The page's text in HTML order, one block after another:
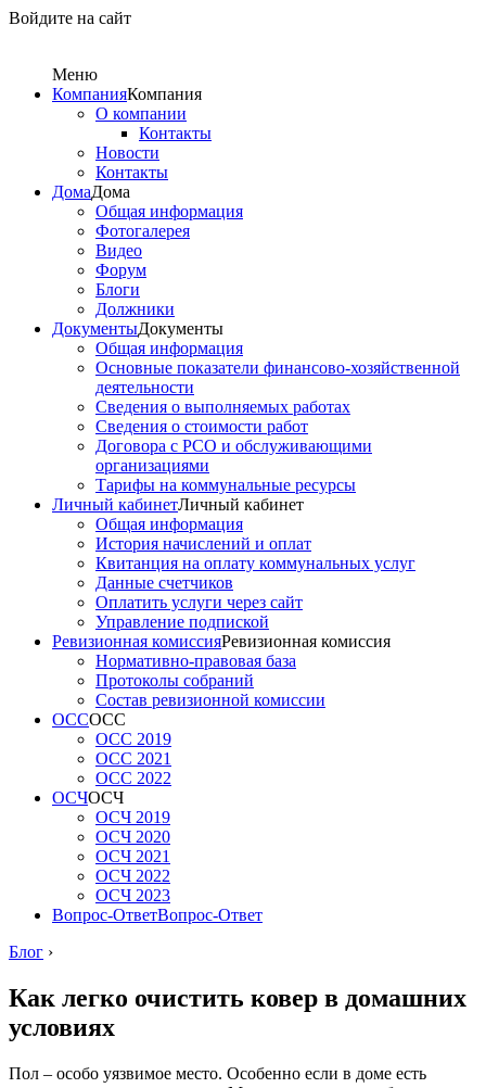
Войдите на сайт
Меню
КомпанияКомпания
О компании
Контакты
Новости
Контакты
ДомаДома
Общая информация
Фотогалерея
Видео
Форум
Блоги
Должники
ДокументыДокументы
Общая информация
Основные показатели финансово-хозяйственной
деятельности
Сведения о выполняемых работах
Сведения о стоимости работ
Договора с РСО и обслуживающими
организациями
Тарифы на коммунальные ресурсы
Личный кабинетЛичный кабинет
Общая информация
История начислений и оплат
Квитанция на оплату коммунальных услуг
Данные счетчиков
Оплатить услуги через сайт
Управление подпиской
Ревизионная комиссияРевизионная комиссия
Нормативно-правовая база
Протоколы собраний
Состав ревизионной комиссии
ОССОСС
ОСС 2019
ОСС 2021
ОСС 2022
ОСЧОСЧ
ОСЧ 2019
ОСЧ 2020
ОСЧ 2021
ОСЧ 2022
ОСЧ 2023
Вопрос-ОтветВопрос-Ответ
Блог ›
Как легко очистить ковер в домашних
условиях
Пол – особо уязвимое место. Особенно если в доме есть